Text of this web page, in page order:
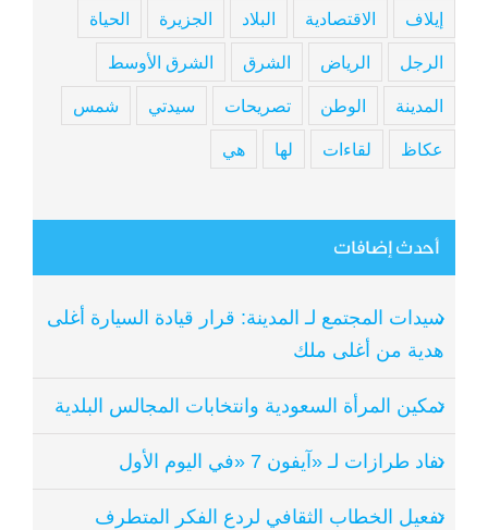
إيلاف الاقتصادية البلاد الجزيرة الحياة
الرجل الرياض الشرق الشرق الأوسط
المدينة الوطن تصريحات سيدتي شمس
عكاظ لقاءات لها هي
أحدث إضافات
سيدات المجتمع لـ المدينة: قرار قيادة السيارة أغلى
هدية من أغلى ملك
تمكين المرأة السعودية وانتخابات المجالس البلدية
نفاد طرازات لـ «آيفون 7 «في اليوم الأول
تفعيل الخطاب الثقافي لردع الفكر المتطرف